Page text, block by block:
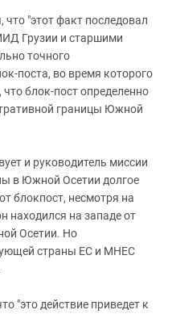
"этот факт последовал
Грузии и старшими
точного
поста, во время которого
блок-пост определенно
границы Южной
и руководитель миссии
в Южной Осетии долгое
блокпост, несмотря на
находился на западе от
Осетии. Но
страны ЕС и МНЕС
"это действие приведет к